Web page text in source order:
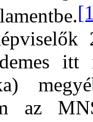
itt
az